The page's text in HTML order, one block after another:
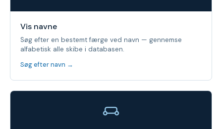
Vis navne
Søg efter en bestemt færge ved navn — gennemse
alfabetisk alle skibe i databasen.
Søg efter navn →